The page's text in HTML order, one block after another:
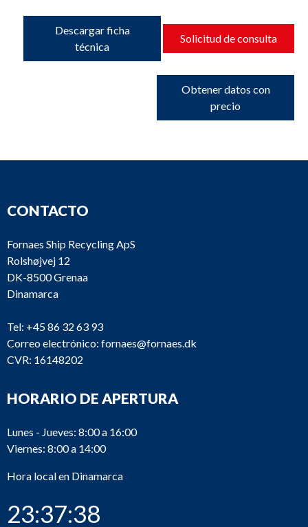
Descargar ficha
técnica
Solicitud de consulta
Obtener datos con
precio
CONTACTO
Fornaes Ship Recycling ApS
Rolshøjvej 12
DK-8500 Grenaa
Dinamarca
Tel: +45 86 32 63 93
Correo electrónico: fornaes@fornaes.dk
CVR: 16148202
HORARIO DE APERTURA
Lunes - Jueves: 8:00 a 16:00
Viernes: 8:00 a 14:00
Hora local en Dinamarca
23:37:38